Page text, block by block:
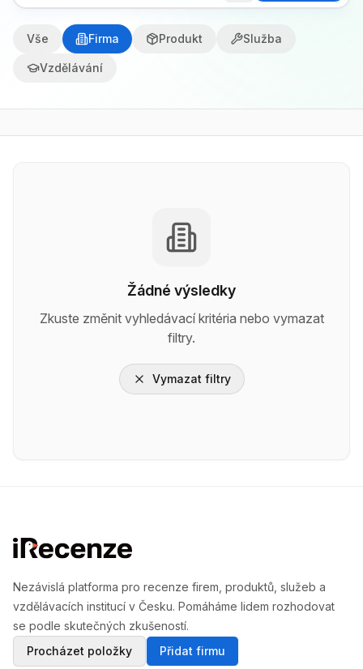
Vše Firma Produkt Služba
Vzdělávání
Žádné výsledky
Zkuste změnit vyhledávací kritéria nebo vymazat
filtry.
Vymazat filtry
Nezávislá platforma pro recenze firem, produktů, služeb a
vzdělávacích institucí v Česku. Pomáháme lidem rozhodovat
se podle skutečných zkušeností.
Procházet položky
Přidat firmu